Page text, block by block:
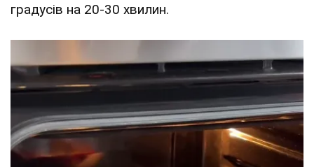
градусів на 20-30 хвилин.